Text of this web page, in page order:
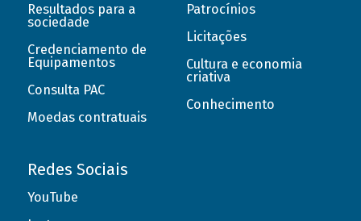
Resultados para a
sociedade
Credenciamento de
Equipamentos
Consulta PAC
Moedas contratuais
Patrocínios
Licitações
Cultura e economia
criativa
Conhecimento
Redes Sociais
YouTube